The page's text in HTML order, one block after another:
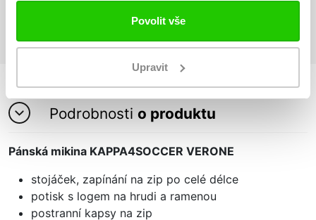
Povolit vše
Upravit
do 14 dnů ZDARMA
Podrobnosti o produktu
Pánská mikina KAPPA4SOCCER VERONE
stojáček, zapínání na zip po celé délce
potisk s logem na hrudi a ramenou
postranní kapsy na zip